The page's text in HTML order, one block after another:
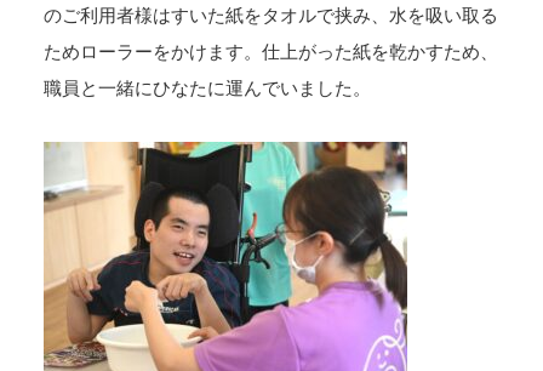
のご利用者様はすいた紙をタオルで挟み、水を吸い取る
ためローラーをかけます。仕上がった紙を乾かすため、
職員と一緒にひなたに運んでいました。